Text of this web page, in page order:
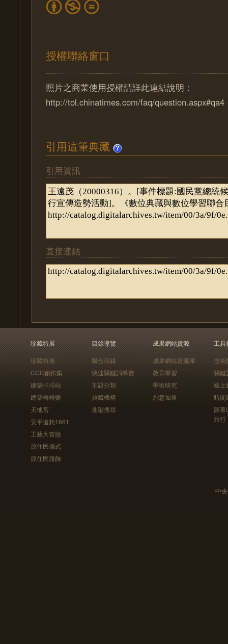
授權聯絡窗口
照片之商業使用授權請詳此連結說明：
http://tol.chinatimes.com/faq/question.aspx#qa4
引用這筆典藏
引用資訊
直接連結
珍藏特展
珍藏特展
CCC創作集
建築排排站
建築轉轉樂
天地宮
安平追想1661
工藝大冒險
原住民儀式
原住民服飾
目錄導覽
聯合目錄
快速關鍵詞導覽
主題分類
典藏機構
進階搜尋
成果網站資源
成果網站資源庫
教育學習
學術研究
創意加值
工具
技術
關鍵
線上
時間
跟
旅行
中